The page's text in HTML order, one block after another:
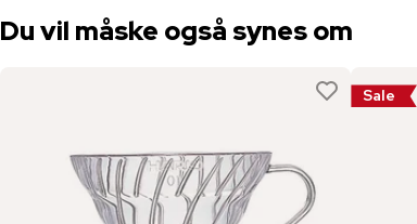
Du vil måske også synes om
Sale